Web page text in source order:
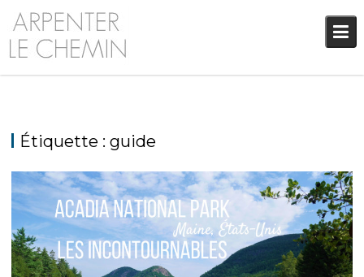
Skip
content
Étiquette :guide